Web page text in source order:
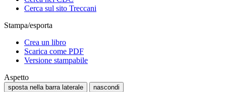
Cerca sul sito Treccani
Stampa/esporta
Crea un libro
Scarica come PDF
Versione stampabile
Aspetto
sposta nella barra laterale nascondi